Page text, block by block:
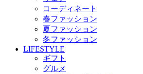
コーディネート
春ファッション
夏ファッション
冬ファッション
LIFESTYLE
ギフト
グルメ